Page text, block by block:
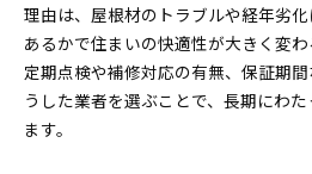
理由は、屋根材のトラブルや経年劣
あるかで住まいの快適性が大きく変わ
定期点検や補修対応の有無、保証期
うした業者を選ぶことで、長期にわ
ます。